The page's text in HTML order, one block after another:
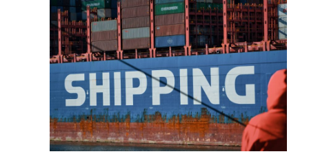
и
при
работе
с
китайскими
партнерами